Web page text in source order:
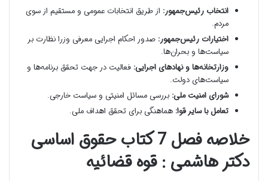
انتخاب رئیس‌جمهور: از طریق انتخابات عمومی و مستقیم از سوی
مردم.
اختیارات رئیس‌جمهور: صدور احکام اجرایی معرفی وزرا نظارت بر
سیاست‌ها و بحران‌ها.
وزارتخانه‌ها و نهادهای اجرایی: فعالیت در جهت تحقق برنامه‌ها و
سیاست‌های دولت.
شورای امنیت ملی: بررسی مسائل امنیتی و سیاست خارجی.
تعامل با سایر قوا: هماهنگی برای تحقق اهداف ملی.
خلاصه فصل 7 کتاب حقوق اساسی
دکتر هاشمی : قوه قضائیه